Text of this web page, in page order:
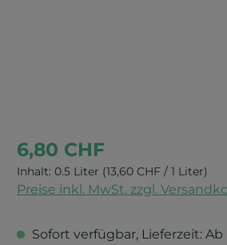
6,80 CHF
Inhalt: 0.5 Liter (13,60 CHF / 1 Liter)
Preise inkl. MwSt. zzgl.
Sofort verfügbar, Lieferzeit: Ab